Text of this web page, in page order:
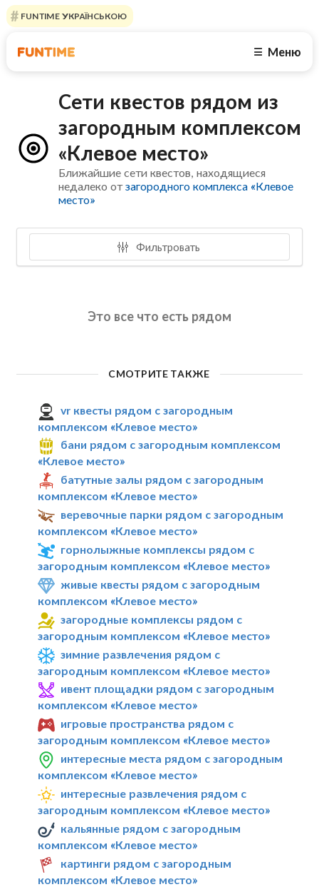
FUNTIME УКРАЇНСЬКОЮ
☰ Меню
Сети квестов рядом из
загородным комплексом
«Клевое место»
Ближайшие сети квестов, находящиеся
недалеко отзагородного комплекса «Клевое
место»
Фильтровать
Это все что есть рядом
СМОТРИТЕ ТАКЖЕ
vr квесты рядом с загородным
комплексом «Клевое место»
бани рядом с загородным комплексом
«Клевое место»
батутные залы рядом с загородным
комплексом «Клевое место»
веревочные парки рядом с загородным
комплексом «Клевое место»
горнолыжные комплексы рядом с
загородным комплексом «Клевое место»
живые квесты рядом с загородным
комплексом «Клевое место»
загородные комплексы рядом с
загородным комплексом «Клевое место»
зимние развлечения рядом с
загородным комплексом «Клевое место»
ивент площадки рядом с загородным
комплексом «Клевое место»
игровые пространства рядом с
загородным комплексом «Клевое место»
интересные места рядом с загородным
комплексом «Клевое место»
интересные развлечения рядом с
загородным комплексом «Клевое место»
кальянные рядом с загородным
комплексом «Клевое место»
картинги рядом с загородным
комплексом «Клевое место»